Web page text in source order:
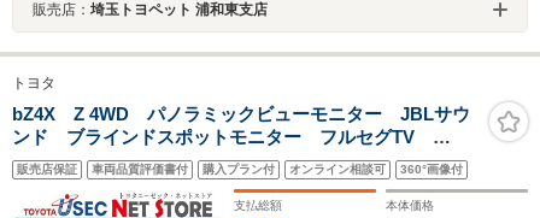
販売店： 埼玉トヨペット 浦和東支店
トヨタ
bZ4X Z 4WD パノラミックビューモニター JBLサウ
ンド ブラインドスポットモニター フルセグTV
Bluetooth接続 パワーバックドア デジタルインナーミ
ラー 1500Wアクセサリーコンセント ETC2.0 ステア
リングヒーター
販売店保証 車両品質評価書付 購入プラン付 オンライン相談可 360°画像付
支払総額 本体価格